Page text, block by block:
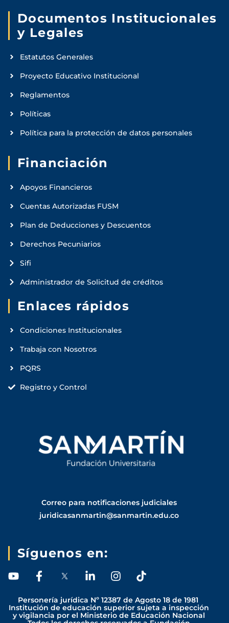
Documentos Institucionales
y Legales
Estatutos Generales
Proyecto Educativo Institucional
Reglamentos
Políticas
Política para la protección de datos personales
Financiación
Apoyos Financieros
Cuentas Autorizadas FUSM
Plan de Deducciones y Descuentos
Derechos Pecuniarios
Sifi
Administrador de Solicitud de créditos
Enlaces rápidos
Condiciones Institucionales
Trabaja con Nosotros
PQRS
Registro y Control
Correo para notificaciones judiciales
juridicasanmartin@sanmartin.edu.co
Síguenos en:
Y
u
t
u
F
c
e
b
L
n
k
e
I
s
t
a
T
k
t
o
Personería jurídica Nº 12387 de Agosto 18 de 1981
Institución de educación superior sujeta a inspección
y vigilancia por el Ministerio de Educación Nacional